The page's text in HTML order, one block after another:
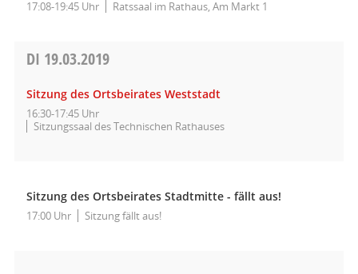
17:08-19:45 Uhr Ratssaal im Rathaus, Am Markt 1
DI 19.03.2019
Sitzung des Ortsbeirates Weststadt
16:30-17:45 Uhr
Sitzungssaal des Technischen Rathauses
Sitzung des Ortsbeirates Stadtmitte - fällt aus!
17:00 Uhr Sitzung fällt aus!